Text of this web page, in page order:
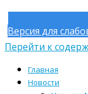
Версия для
Перейти к
Главная
Новости